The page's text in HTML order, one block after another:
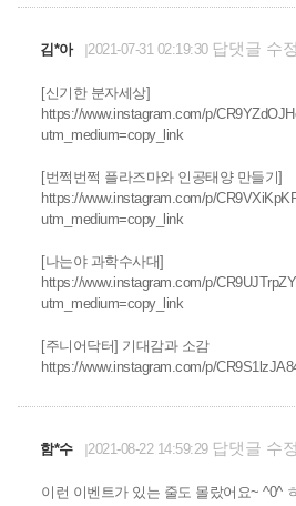
김*아 2021-07-31 02:19:30 답댓글 수정
[신기한 분자세상]
https://www.instagram.com/p/
utm_medium=copy_link
[번쩍번쩍 플라즈마와 인공태양 만들기]
https://www.instagram.com/p/
utm_medium=copy_link
[나는야 과학수사대]
https://www.instagram.com/p/
utm_medium=copy_link
[주니어닥터] 기대감과 소감
https://www.instagram.com/p/
함*수 2021-08-22 14:59:29 답댓글 수정
이런 이벤트가 있는 줄도 몰랐어요~ ^0^